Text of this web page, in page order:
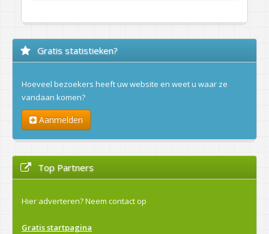
Gratis statistieken?
Hoeveel bezoekers heeft uw website en weet u waar ze
vandaan komen?
Aanmelden
Top Partners
Hier adverteren?Neem contact op
Gratis startpagina